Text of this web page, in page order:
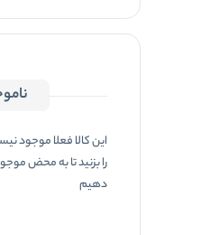
این کالا فعلا موجود
را بزنید تا به محض
دهیم